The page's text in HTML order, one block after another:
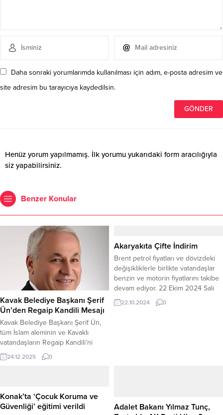
Daha sonraki yorumlarımda kullanılması için adım, e-posta adresim ve
site adresim bu tarayıcıya kaydedilsin.
Henüz yorum yapılmamış. İlk yorumu yukarıdaki form aracılığıyla
siz yapabilirsiniz.
Benzer Konular
Kavak Belediye Başkanı Şerif
Ün’den Regaip Kandili Mesajı
Kavak Belediye Başkanı Şerif Ün,
tüm İslam aleminin ve Kavaklı
vatandaşların Regaip Kandili’ni
tebrik etti. Kavak Belediye Başkanı
Şerif Ün, yayımladığı mesajla
bu gecenin rahmet, bereket ve
mağfiret kapılarını açtığını belirtti.
Belediye Başkanı Ün’ün mesajı,
24.12.2025 0
Akaryakıta Çifte İndirim
Brent petrol fiyatları ve dövizdeki
değişikliklerle birlikte vatandaşlar
benzin ve motorin fiyatlarını takibe
devam ediyor. 22 Ekim 2024 Salı
gününden itibaren geçerli olacak
şekilde benzin grubunda 1,87 TL,
22.10.2024 0
Konak’ta ‘Çocuk Koruma ve
Güvenliği’ eğitimi verildi
Adalet Bakanı Yılmaz Tunç,